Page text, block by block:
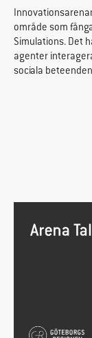
område som
Simulations. Det
agenter
sociala